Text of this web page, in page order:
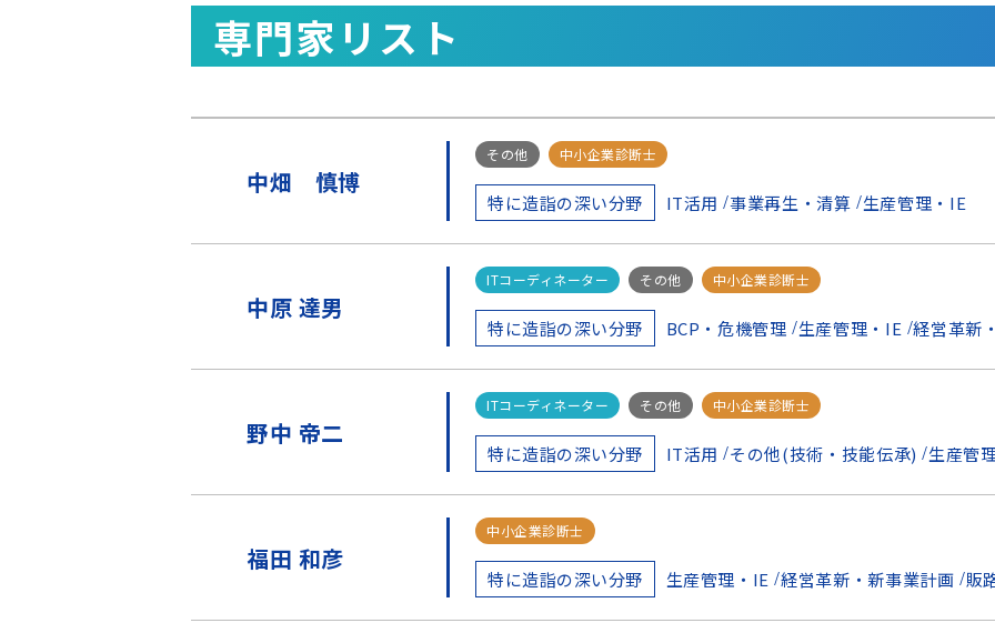
専門家リスト
中畑 慎博
その他 中小企業診断士
特に造詣の深い分野 IT活用 事業再生・清算 生産管理・IE
中原 達男
ITコーディネーター その他 中小企業診断士
特に造詣の深い分野 BCP・危機管理 生産管理・IE 経営革新
野中 帝二
ITコーディネーター その他 中小企業診断士
特に造詣の深い分野 IT活用 その他(技術・技能伝承) 生産管
福田 和彦
中小企業診断士
特に造詣の深い分野 生産管理・IE 経営革新・新事業計画 販